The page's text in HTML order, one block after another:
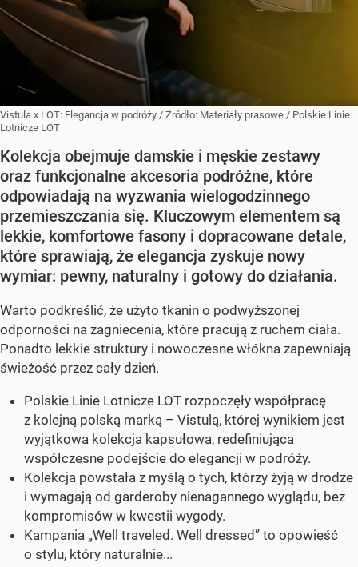
Vistula x LOT: Elegancja w podróży / Źródło: Materiały prasowe / Polskie Linie
Lotnicze LOT
Kolekcja obejmuje damskie i męskie zestawy
oraz funkcjonalne akcesoria podróżne, które
odpowiadają na wyzwania wielogodzinnego
przemieszczania się. Kluczowym elementem są
lekkie, komfortowe fasony i dopracowane detale,
które sprawiają, że elegancja zyskuje nowy
wymiar: pewny, naturalny i gotowy do działania.
Warto podkreślić, że użyto tkanin o podwyższonej
odporności na zagniecenia, które pracują z ruchem ciała.
Ponadto lekkie struktury i nowoczesne włókna zapewniają
świeżość przez cały dzień.
Polskie Linie Lotnicze LOT rozpoczęły współpracę
z kolejną polską marką – Vistulą, której wynikiem jest
wyjątkowa kolekcja kapsułowa, redefiniująca
współczesne podejście do elegancji w podróży.
Kolekcja powstała z myślą o tych, którzy żyją w drodze
i wymagają od garderoby nienagannego wyglądu, bez
kompromisów w kwestii wygody.
Kampania „Well traveled. Well dressed” to opowieść
o stylu, który naturalnie...